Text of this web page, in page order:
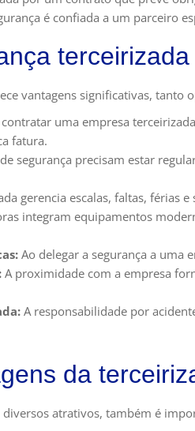
é confiada a um parceiro
terceirizada
vantagens significativas,
uma empresa
fatura.
segurança precisam estar
gerencia escalas, faltas, férias
integram equipamentos
Ao delegar a segurança a uma
A proximidade com a empresa
A responsabilidade por
da
atrativos, também é